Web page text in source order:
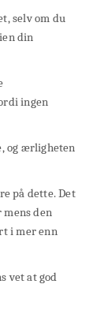
selv om du
din
ingen
og ærligheten
på dette. Det
den
i mer enn
vet at god